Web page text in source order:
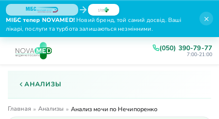
МІБС тепер NOVAMED!Новий бренд, той самий досвід. Ваші
лікарі, послуги та турбота залишаються незмінними.
×
(050) 390-79-77
7:00-21:00
АНАЛИЗЫ
Главная » Анализы » Анализ мочи по Нечипоренко